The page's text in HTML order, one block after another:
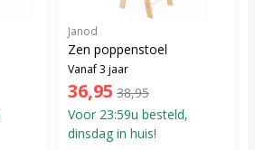
Janod
Zen poppenstoel
Vanaf 3 jaar
36,95 38,95
Voor 23:59u besteld,
dinsdag in huis!